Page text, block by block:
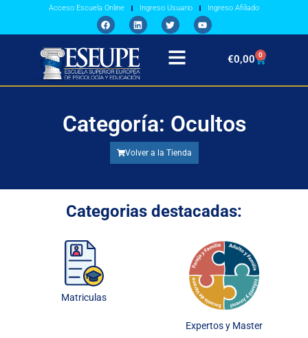
Acceso Escuela Online Ingreso Usuario Ingreso Afiliado
€0,00 0
Categoría: Ocultos
Volver a la Tienda
Categorias destacadas:
Matriculas
Expertos y Master